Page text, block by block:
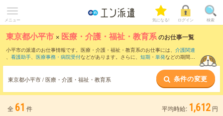
メニュー 気になる! ログイン 検索
東京都小平市 × 医療・介護・福祉・教育系のお仕事一覧
小平市の派遣のお仕事情報です。医療・介護・福祉・教育系のお仕事には、 介護関連
、 看護助手、 医療事務・病院受付などがあります。さらに、 短期 ・ 単発などの期間
東京都小平市 / 医療・介護・福祉・教育系 条件の変更
全 61 件 平均時給: 1,612 円